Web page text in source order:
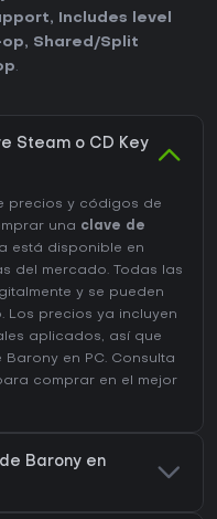
,
Includes level
, Shared/Split
.
Steam o CD Key
precios y códigos de
una clave de
está disponible en
del mercado. Todas las
y se pueden
Los precios ya incluyen
aplicados, así que
Barony en PC. Consulta
comprar en el mejor
Barony en